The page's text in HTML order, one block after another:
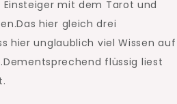
mit dem Tarot und
hier gleich drei
hier unglaublich viel Wissen auf
flüssig liest